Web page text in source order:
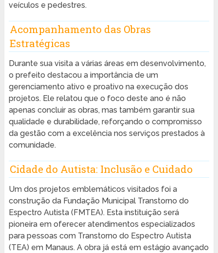
veículos e pedestres.
Acompanhamento das Obras
Estratégicas
Durante sua visita a várias áreas em desenvolvimento,
o prefeito destacou a importância de um
gerenciamento ativo e proativo na execução dos
projetos. Ele relatou que o foco deste ano é não
apenas concluir as obras, mas também garantir sua
qualidade e durabilidade, reforçando o compromisso
da gestão com a excelência nos serviços prestados à
comunidade.
Cidade do Autista: Inclusão e Cuidado
Um dos projetos emblemáticos visitados foi a
construção da Fundação Municipal Transtorno do
Espectro Autista (FMTEA). Esta instituição será
pioneira em oferecer atendimentos especializados
para pessoas com Transtorno do Espectro Autista
(TEA) em Manaus. A obra já está em estágio avançado